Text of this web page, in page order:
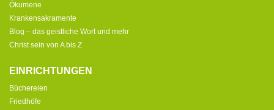
Ökumene
Krankensakramente
Blog – das geistliche Wort und mehr
Christ sein von A bis Z
EINRICHTUNGEN
Büchereien
Friedhöfe